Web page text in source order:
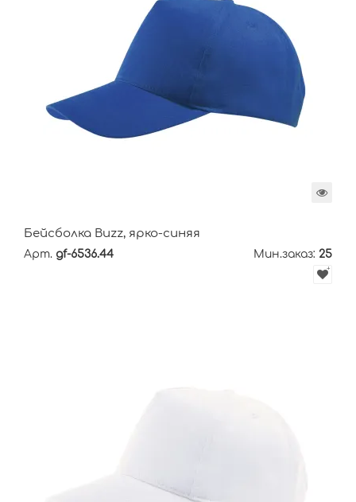
Бейсболка Buzz, ярко-синяя
Арт. gf-6536.44 Мин.заказ: 25